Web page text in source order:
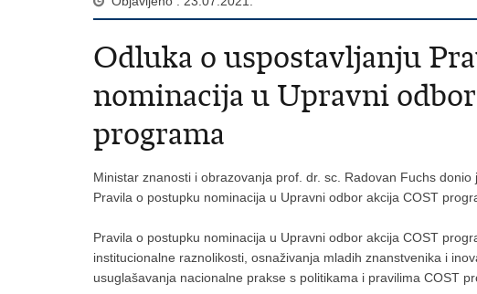
Odluka o uspostavljanju
nominacija u Upravni
programa
Ministar znanosti i obrazovanja prof. dr. sc. Radovan Fuchs
Pravila o postupku nominacija u Upravni odbor akcija COST
Pravila o postupku nominacija u Upravni odbor akcija COST
institucionalne raznolikosti, osnaživanja mladih znanstvenika i
usuglašavanja nacionalne prakse s politikama i pravilima COST